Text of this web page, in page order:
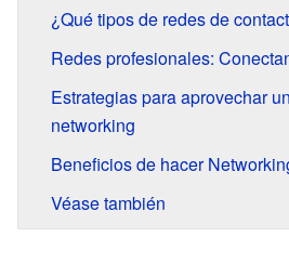
¿Qué tipos de redes de
Redes profesionales:
Estrategias para aprovechar
networking
Beneficios de hacer
Véase también